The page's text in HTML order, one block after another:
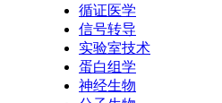
循证医学
信号转导
实验室技术
蛋白组学
神经生物